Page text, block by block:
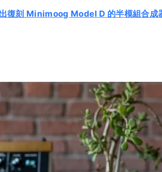
復刻 Minimoog Model D 的半模組合成